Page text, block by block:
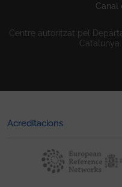
Canal
Centre autoritzat pel
Acreditacions